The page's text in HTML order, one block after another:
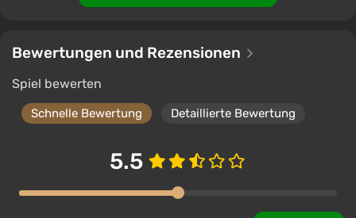
Bewertungen und Rezensionen
Spiel bewerten
Schnelle Bewertung Detaillierte Bewertung
5.5